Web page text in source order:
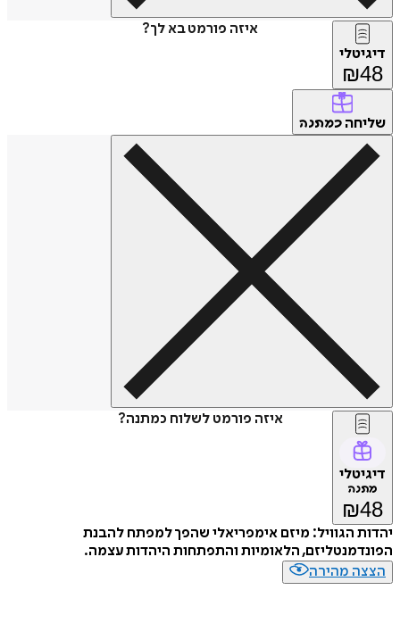
איזה פורמט בא לך?
דיגיטלי
₪48
שליחה כמתנה
איזה פורמט לשלוח כמתנה?
דיגיטלי
מתנה
₪48
יהדות הגוויל: מיזם אימפריאלי שהפך למפתח להבנת
הפונדמנטליזם, הלאומיות והתפתחות היהדות עצמה.
הצצה מהירה